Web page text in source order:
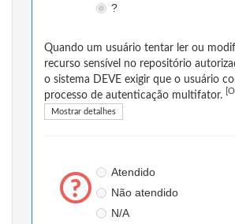
?
Quando um usuário tentar ler ou
recurso sensível no repositório
o sistema DEVE exigir que o usuário
processo de autenticação multifator.
Mostrar detalhes
Atendido
Não atendido
N/A